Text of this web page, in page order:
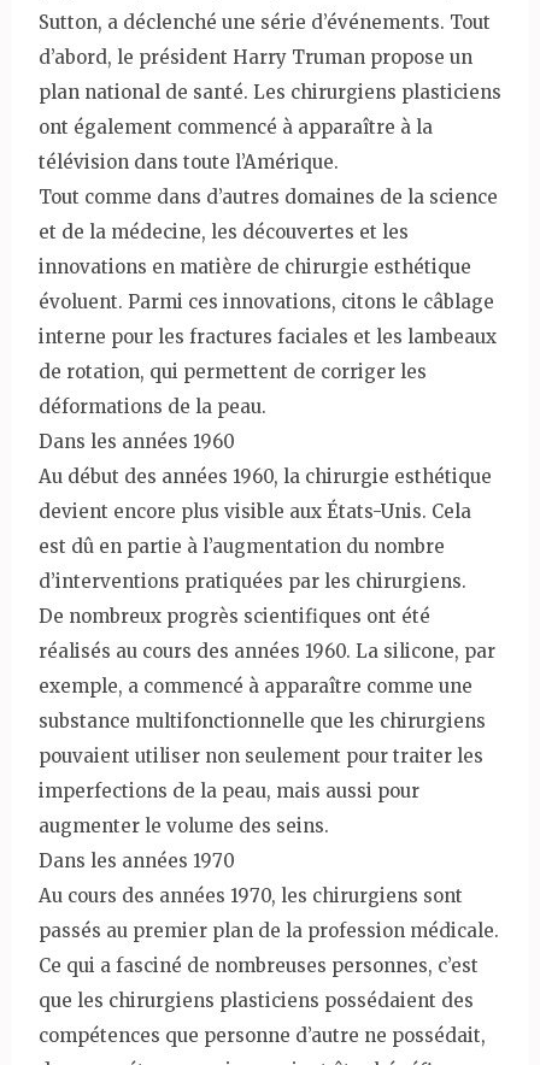
Sutton, a déclenché une série d’événements. Tout
d’abord, le président Harry Truman propose un
plan national de santé. Les chirurgiens plasticiens
ont également commencé à apparaître à la
télévision dans toute l’Amérique.
Tout comme dans d’autres domaines de la science
et de la médecine, les découvertes et les
innovations en matière de chirurgie esthétique
évoluent. Parmi ces innovations, citons le câblage
interne pour les fractures faciales et les lambeaux
de rotation, qui permettent de corriger les
déformations de la peau.
Dans les années 1960
Au début des années 1960, la chirurgie esthétique
devient encore plus visible aux États-Unis. Cela
est dû en partie à l’augmentation du nombre
d’interventions pratiquées par les chirurgiens.
De nombreux progrès scientifiques ont été
réalisés au cours des années 1960. La silicone, par
exemple, a commencé à apparaître comme une
substance multifonctionnelle que les chirurgiens
pouvaient utiliser non seulement pour traiter les
imperfections de la peau, mais aussi pour
augmenter le volume des seins.
Dans les années 1970
Au cours des années 1970, les chirurgiens sont
passés au premier plan de la profession médicale.
Ce qui a fasciné de nombreuses personnes, c’est
que les chirurgiens plasticiens possédaient des
compétences que personne d’autre ne possédait,